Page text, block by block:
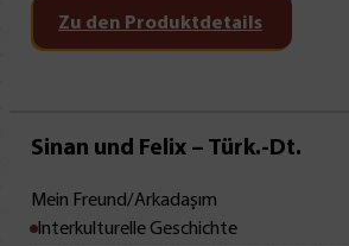
Zu den Produktdetails
Mit Leseprobe!
Sinan und Felix – Türk.-Dt.
Mein Freund/Arkadaşım
Interkulturelle Geschichte